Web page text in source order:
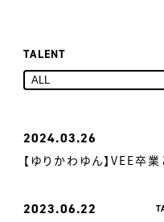
TALENT
2024 03.26
【ゆりかわゆん】VEE卒
2023 06.22